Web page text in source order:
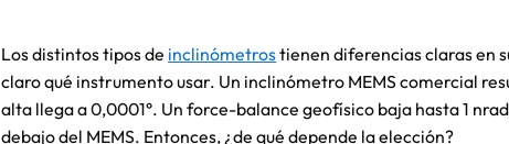
Los distintos tipos de inclinómetrostienen diferencias claras en
claro qué instrumento usar. Un inclinómetro MEMS comercial
alta llega a 0,0001°. Un force-balance geofísico baja hasta 1
debajo del MEMS. Entonces, ¿de qué depende la elección?